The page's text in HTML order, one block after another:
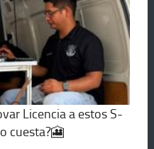
Licencia a estos S-
cuesta?🎦